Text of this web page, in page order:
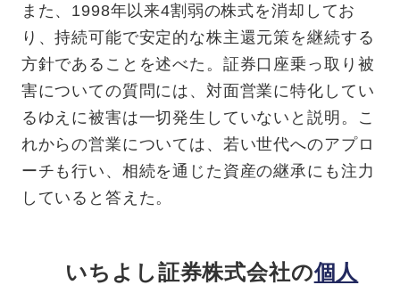
また、1998年以来4割弱の株式を消却してお
り、持続可能で安定的な株主還元策を継続する
方針であることを述べた。証券口座乗っ取り被
害についての質問には、対面営業に特化してい
るゆえに被害は一切発生していないと説明。こ
れからの営業については、若い世代へのアプロ
ーチも行い、相続を通じた資産の継承にも注力
していると答えた。
いちよし証券株式会社の個人